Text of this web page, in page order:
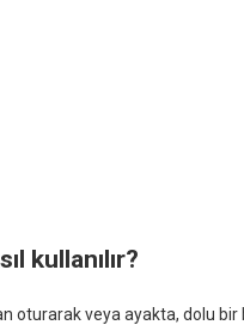
kullanılır?
oturarak veya ayakta, dolu